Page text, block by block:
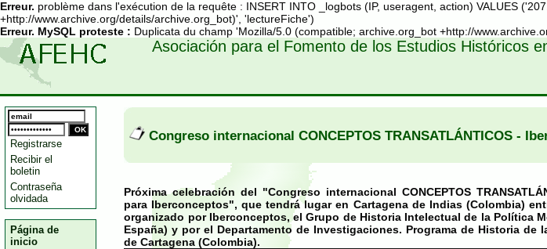
Erreur. problème dans l'exécution de la requête : INSERT INTO _logbots (IP, useragent, action) VALUES
+http://www.archive.org/details/archive.org_bot)', 'lectureFiche')
Erreur. MySQL proteste : Duplicata du champ 'Mozilla/5.0 (compatible; archive.org_bot +http://
Asociación para el Fomento de los Estudios Históricos
Registrarse
Recibir el
boletin
Contraseña
olvidada
Página de
inicio
Congreso internacional CONCEPTOS TRANSATLÁNTICOS -
Próxima celebración del "Congreso internacional CONCEPTOS
para Iberconceptos", que tendrá lugar en Cartagena de Indias (Colombia)
organizado por Iberconceptos, el Grupo de Historia Intelectual de la Política
España) y por el Departamento de Investigaciones. Programa de Historia de
de Cartagena (Colombia).